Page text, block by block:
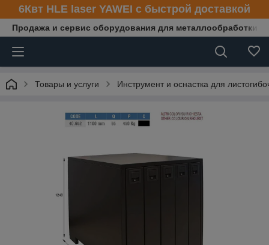
6Квт HLE laser YAWEI с быстрой доставкой
Продажа и сервис оборудования для металлообработки
Товары и услуги Инструмент и оснастка для